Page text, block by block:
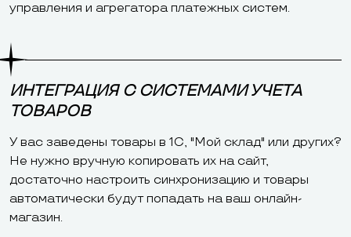
управления и агрегатора платежных систем.
ИНТЕГРАЦИЯ С СИСТЕМАМИ УЧЕТА
ТОВАРОВ
У вас заведены товары в 1С, "Мой склад" или других?
Не нужно вручную копировать их на сайт,
достаточно настроить синхронизацию и товары
автоматически будут попадать на ваш онлайн-
магазин.